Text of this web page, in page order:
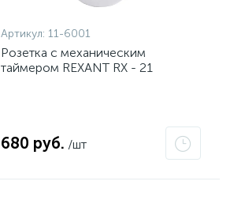
Артикул: 11-6001
Розетка с механическим
таймером REXANT RX - 21
680 руб. /шт